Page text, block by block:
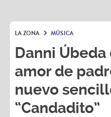
LA ZONA MÚSICA
Danni
amor de
nuevo
“Candadito”